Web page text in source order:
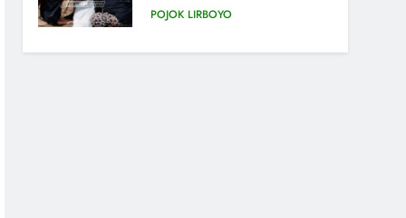
Aliyah Belajar Praktik
POJOK LIRBOYO
7